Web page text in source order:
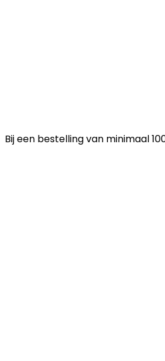
Bij een bestelling van minimaal